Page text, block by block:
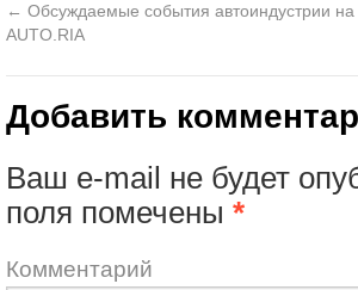
← Обсуждаемые события автоиндустрии на
AUTO.RIA
Добавить
Ваш e-mail не будет
поля помечены *
Комментарий